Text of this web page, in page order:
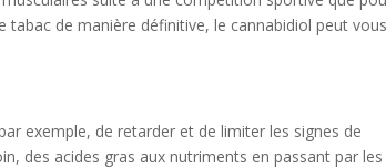
de manière définitive, le cannabidiol peut vous
exemple, de retarder et de limiter les signes de
des acides gras aux nutriments en passant par les